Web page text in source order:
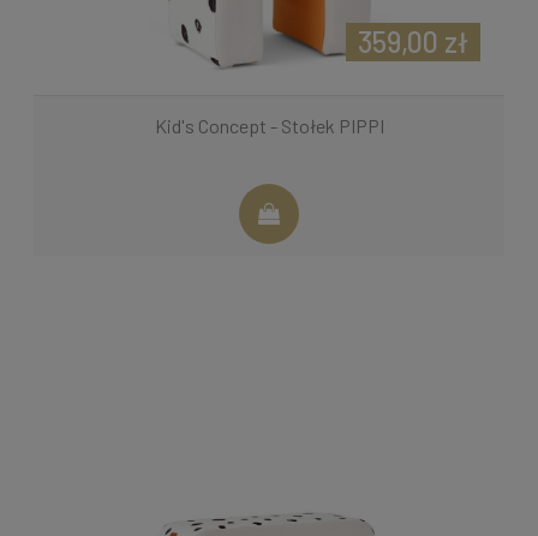
Kid's Concept - Stołek PIPPI
359,00 zł